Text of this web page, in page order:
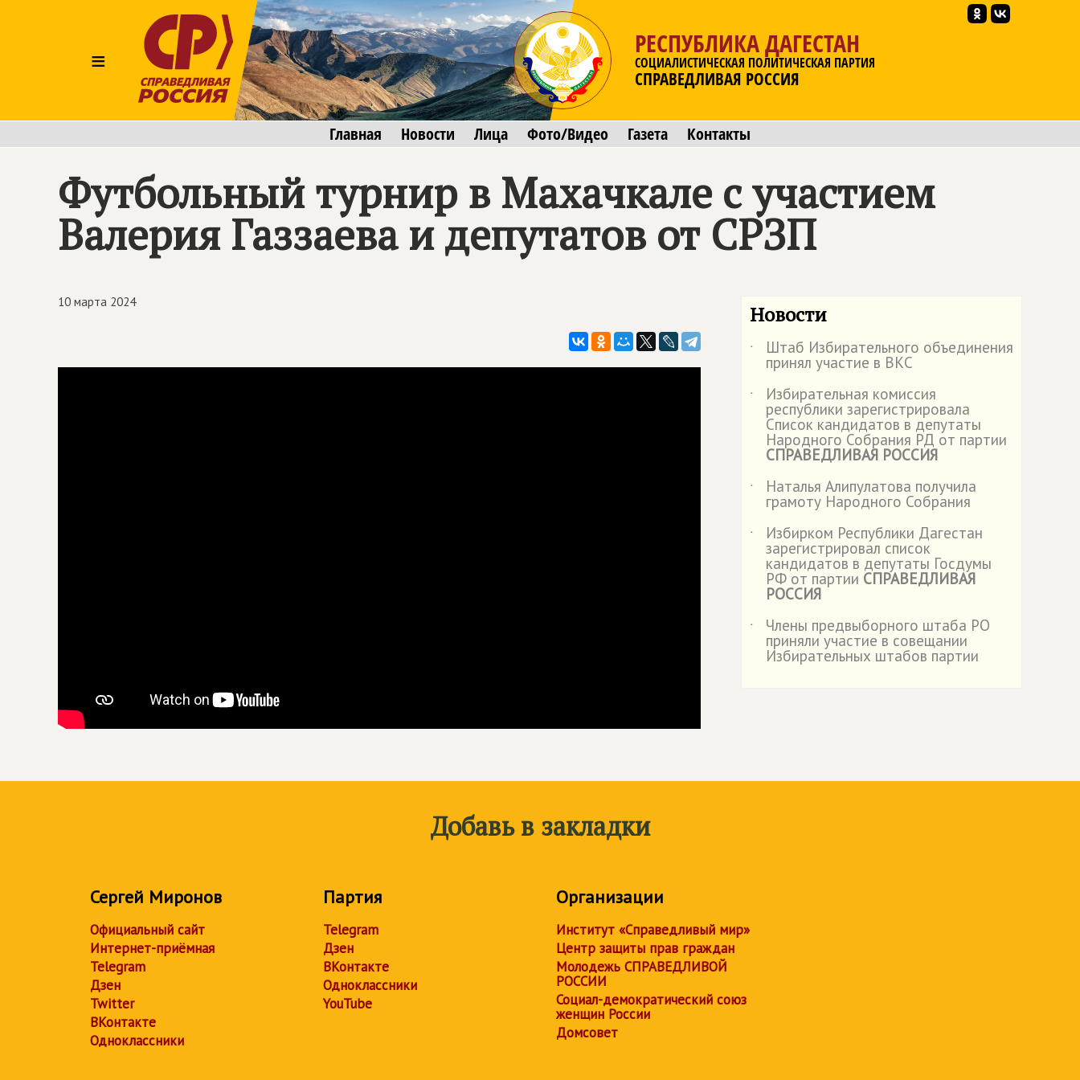
≡
РЕСПУБЛИКА ДАГЕСТАН
СОЦИАЛИСТИЧЕСКАЯ ПОЛИТИЧЕСКАЯ ПАРТИЯ
СПРАВЕДЛИВАЯ РОССИЯ
Главная Новости Лица Фото/Видео Газета Контакты
Футбольный турнир в Махачкале с участием
Валерия Газзаева и депутатов от СРЗП
10 марта 2024 Новости
˙ Штаб Избирательного объединения
принял участие в ВКС
˙
Избирательная комиссия
республики зарегистрировала
Список кандидатов в депутаты
Народного Собрания РД от партии
СПРАВЕДЛИВАЯ РОССИЯ
˙
Наталья Алипулатова получила
грамоту Народного Собрания
˙
Избирком Республики Дагестан
зарегистрировал список
кандидатов в депутаты Госдумы
РФ от партии СПРАВЕДЛИВАЯ
РОССИЯ
˙
Члены предвыборного штаба РО
приняли участие в совещании
Избирательных штабов партии
Добавь в закладки
Сергей Миронов
Официальный сайт
Интернет-приёмная
Telegram
Дзен
Twitter
ВКонтакте
Одноклассники
Партия
Telegram
Дзен
ВКонтакте
Одноклассники
YouTube
Организации
Институт «Справедливый мир»
Центр защиты прав граждан
Молодежь СПРАВЕДЛИВОЙ
РОССИИ
Социал-демократический союз
женщин России
Домсовет